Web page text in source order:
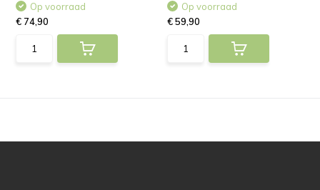
Op voorraad
€ 74,90
Op voorraad
€ 59,90